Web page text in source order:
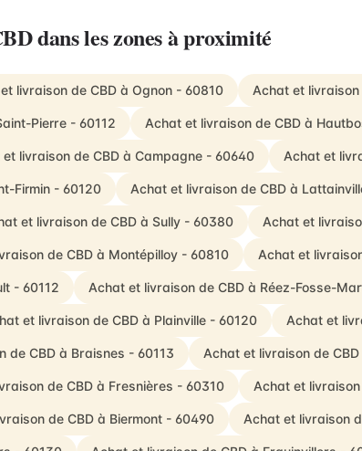
dans les zones à proximité
livraison de CBD à Ognon - 60810 Achat et livraison
Pierre - 60112 Achat et livraison de CBD à
et livraison de CBD à Campagne - 60640 Achat et
Firmin - 60120 Achat et livraison de CBD à
et livraison de CBD à Sully - 60380 Achat et
de CBD à Montépilloy - 60810 Achat et
- 60112 Achat et livraison de CBD à Réez-Fosse-
et livraison de CBD à Plainville - 60120 Achat et
de CBD à Braisnes - 60113 Achat et livraison de
de CBD à Fresnières - 60310 Achat et
de CBD à Biermont - 60490 Achat et livraison